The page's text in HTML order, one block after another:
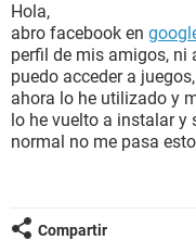
Hola,
abro facebook en
perfil de mis amigos, ni
puedo acceder a
ahora lo he utilizado y
lo he vuelto a instalar y
normal no me pasa
Compartir